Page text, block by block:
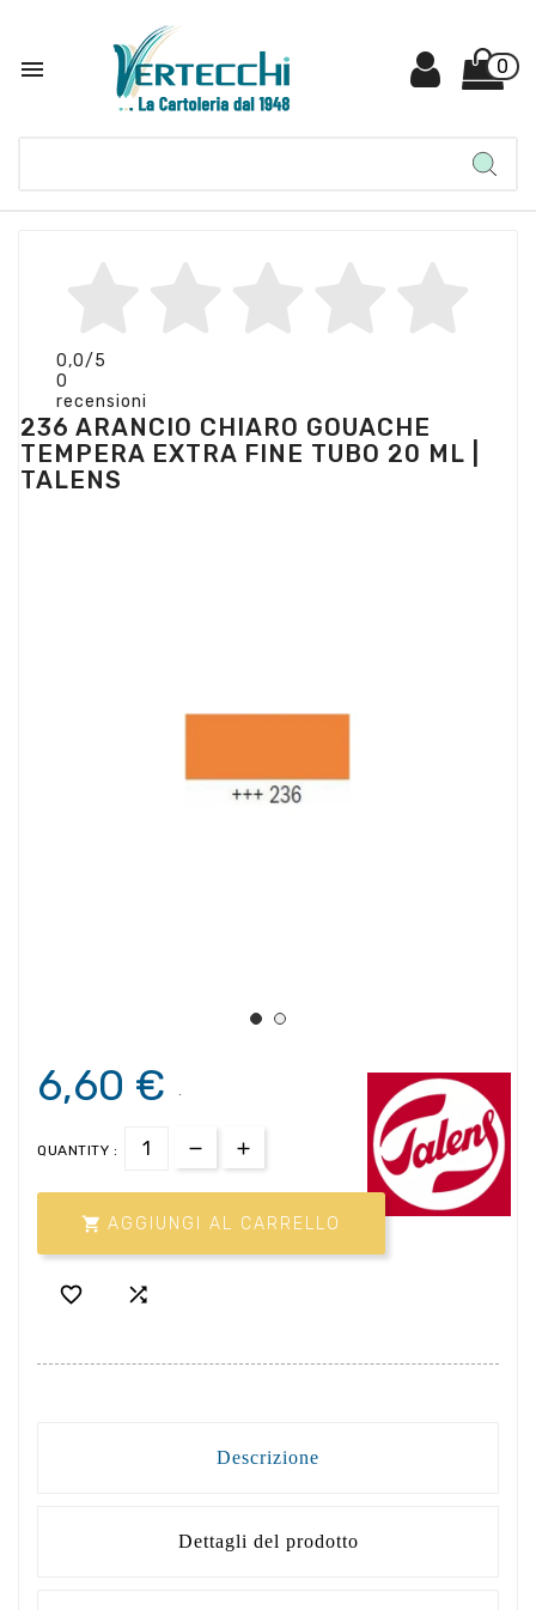
 0
0,0/5
0
recensioni
236 ARANCIO CHIARO GOUACHE
TEMPERA EXTRA FINE TUBO 20 ML |
TALENS
6,60 € .
QUANTITY :
 AGGIUNGI AL CARRELLO
 
Descrizione
Dettagli del prodotto